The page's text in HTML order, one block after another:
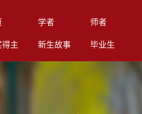
学者 师者
得主 新生故事 毕业生